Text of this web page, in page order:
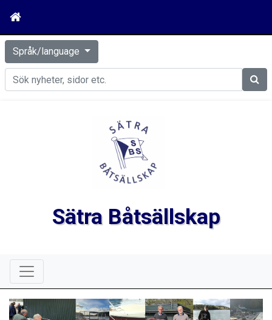
Språk/language
Sök
Sätra Båtsällskap